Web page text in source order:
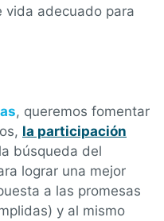
vida adecuado para
, queremos fomentar
la participación
búsqueda del
lograr una mejor
a las promesas
y al mismo